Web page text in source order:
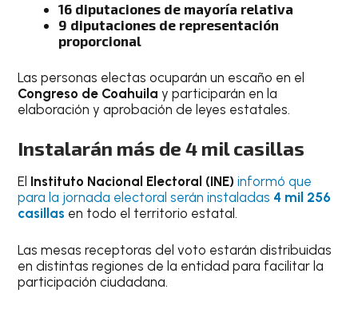
16 diputaciones de mayoría relativa
9 diputaciones de representación
proporcional
Las personas electas ocuparán un escaño en el
Congreso de Coahuila y participarán en la
elaboración y aprobación de leyes estatales.
Instalarán más de 4 mil casillas
El Instituto Nacional Electoral (INE) informó que
para la jornada electoral serán instaladas 4 mil 256
casillas en todo el territorio estatal.
Las mesas receptoras del voto estarán distribuidas
en distintas regiones de la entidad para facilitar la
participación ciudadana.